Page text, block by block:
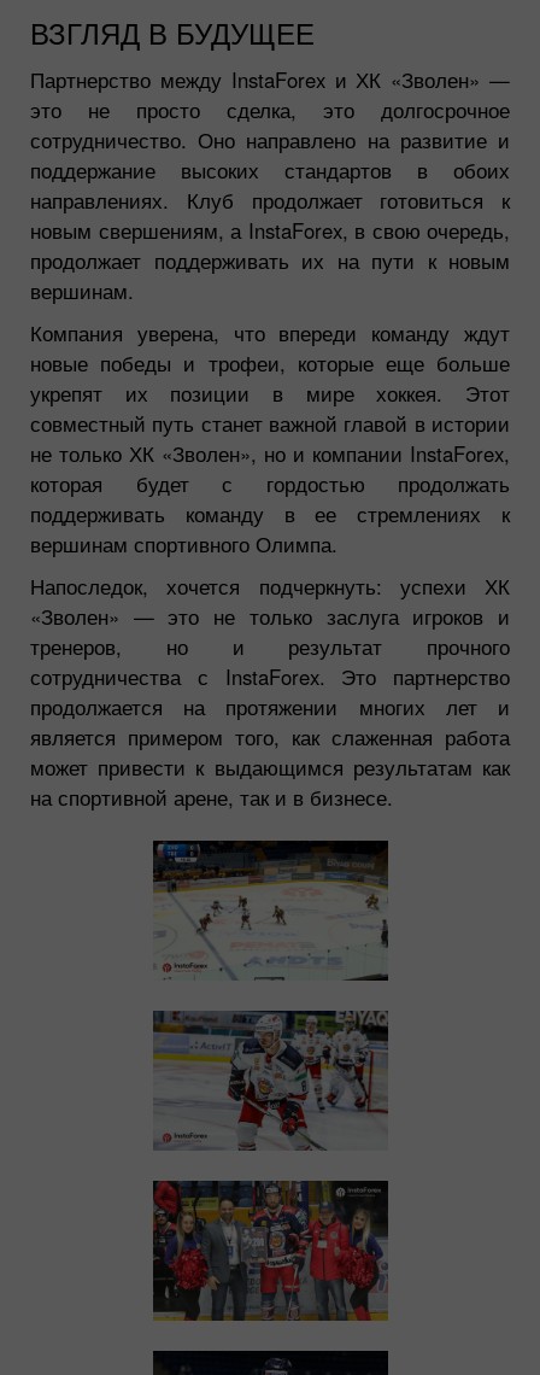
ВЗГЛЯД В БУДУЩЕЕ
Партнерство между InstaForex и ХК «Зволен» —
это не просто сделка, это долгосрочное
сотрудничество. Оно направлено на развитие и
поддержание высоких стандартов в обоих
направлениях. Клуб продолжает готовиться к
новым свершениям, а InstaForex, в свою очередь,
продолжает поддерживать их на пути к новым
вершинам.
Компания уверена, что впереди команду ждут
новые победы и трофеи, которые еще больше
укрепят их позиции в мире хоккея. Этот
совместный путь станет важной главой в истории
не только ХК «Зволен», но и компании InstaForex,
которая будет с гордостью продолжать
поддерживать команду в ее стремлениях к
вершинам спортивного Олимпа.
Напоследок, хочется подчеркнуть: успехи ХК
«Зволен» — это не только заслуга игроков и
тренеров, но и результат прочного
сотрудничества с InstaForex. Это партнерство
продолжается на протяжении многих лет и
является примером того, как слаженная работа
может привести к выдающимся результатам как
на спортивной арене, так и в бизнесе.